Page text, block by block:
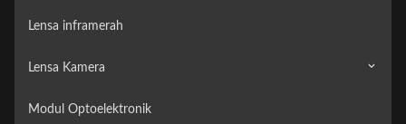
Lensa inframerah
Lensa Kamera
Kamera Pengawas
Modul Optoelektronik